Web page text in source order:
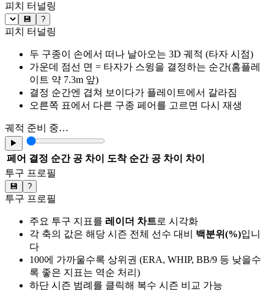
피치 터널링
💾 ?
피치 터널링
두 구종이 손에서 떠나 날아오는 3D 궤적 (타자 시점)
가운데 점선 면 = 타자가 스윙을 결정하는 순간(홈플레
이트 약 7.3m 앞)
결정 순간엔 겹쳐 보이다가 플레이트에서 갈라짐
오른쪽 표에서 다른 구종 페어를 고르면 다시 재생
궤적 준비 중…
▶
페어 결정 순간 공 차이 도착 순간 공 차이
차이
투구 프로필
💾 ?
투구 프로필
주요 투구 지표를 레이더 차트로 시각화
각 축의 값은 해당 시즌 전체 선수 대비 백분위(%)입니
다
100에 가까울수록 상위권 (ERA, WHIP, BB/9 등 낮을수
록 좋은 지표는 역순 처리)
하단 시즌 범례를 클릭해 복수 시즌 비교 가능